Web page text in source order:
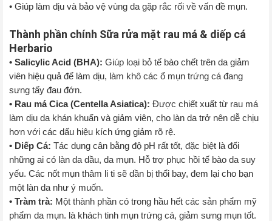
• Giúp làm dịu và bảo vệ vùng da gặp rắc rối về vấn đề mụn.
Thành phần chính Sữa rửa mặt rau má & diếp cá
Herbario
• Salicylic Acid (BHA): Giúp loại bỏ tế bào chết trên da giảm
viên hiệu quả để làm dịu, làm khô các ổ mụn trứng cá đang
sưng tấy đau đớn.
• Rau má Cica (Centella Asiatica): Được chiết xuất từ rau má
làm dịu da khán khuẩn và giảm viên, cho làn da trở nên dễ chịu
hơn với các dấu hiệu kích ứng giảm rõ rệ.
• Diếp Cá: Tác dụng cân bằng độ pH rất tốt, đặc biệt là đối
những ai có làn da dầu, da mụn. Hỗ trợ phục hồi tế bào da suy
yếu. Các nốt mụn thâm li ti sẽ dần bị thổi bay, đem lại cho bạn
một làn da như ý muốn.
• Tràm trà: Một thành phần có trong hầu hết các sản phẩm mỹ
phẩm da mụn. là khách tinh mụn trứng cá, giảm sưng mụn tốt.